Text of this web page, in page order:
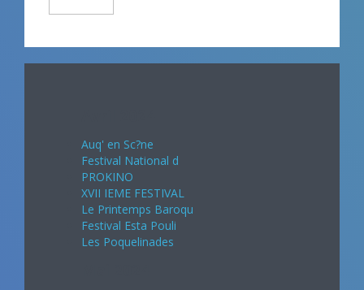
Auq' en Sc?ne
Festival National d
PROKINO
XVII IEME FESTIVAL
Le Printemps Baroqu
Festival Esta Pouli
Les Poquelinades